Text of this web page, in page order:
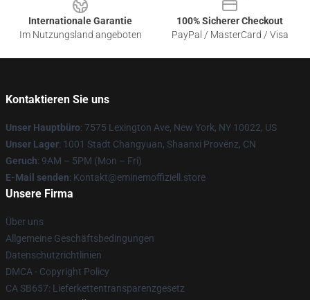
Internationale Garantie
Im Nutzungsland angeboten
100% Sicherer Checkout
PayPal / MasterCard / Visa
Kontaktieren Sie uns
Unser Hauptbüro: 7575 Lexington Ave, New York, NY 10022, US
Unser Lager: 1001 Stadt Changyuan, Shaanxi Provënz, CN
Geruch: 9AM – 5PM (Mon – Fri)
E-Mail senden: Kontakt@eminemoffiziell.store
Unsere Firma
Über uns
Allgemeine Geschäftsbedingungen
Datenschutzrichtlinien
DMCA - Copyright Policy
CA SB657: Lieferkettentransparenzgesetz